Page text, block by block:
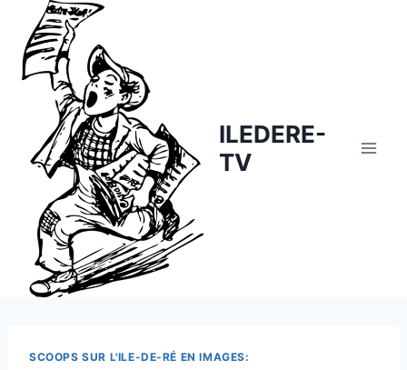
content
ILEDERE-
TV
SCOOPS SUR L'ILE-DE-RÉ EN IMAGES: